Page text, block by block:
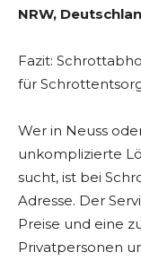
NRW,
Fazit:
für
Wer in Neuss
unkomplizierte
sucht, ist bei
Adresse. Der
Preise und eine
Privatpersonen